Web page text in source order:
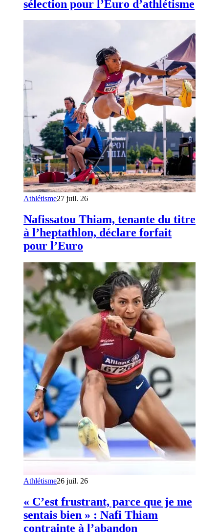
sélection pour l’Euro d’athlétisme
Athlétisme27 juil. 26
Nafissatou Thiam, tenante du titre
à l’heptathlon, déclare forfait
pour l’Euro
Athlétisme26 juil. 26
« C’est frustrant, parce que je me
sentais bien » : Nafi Thiam
contrainte à l’abandon